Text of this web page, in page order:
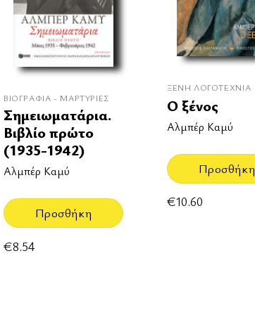
ΒΙΟΓΡΑΦΊΑ - ΜΑΡΤΥΡΊΕΣ
Σημειωματάρια.
Βιβλίο πρώτο
(1935-1942)
Αλμπέρ Καμύ
Προσθήκη
€8.54
ΞΈΝΗ ΛΟΓΟΤΕΧΝΊΑ
Ο ξένος
Αλμπέρ Καμύ
Προσθήκη
€10.60